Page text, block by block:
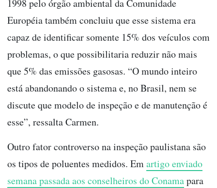
1998 pelo órgão ambiental da Comunidade
Européia também concluiu que esse sistema era
capaz de identificar somente 15% dos veículos com
problemas, o que possibilitaria reduzir não mais
que 5% das emissões gasosas. “O mundo inteiro
está abandonando o sistema e, no Brasil, nem se
discute que modelo de inspeção e de manutenção é
esse”, ressalta Carmen.
Outro fator controverso na inspeção paulistana são
os tipos de poluentes medidos. Emartigo enviado
semana passada aos conselheiros do Conamapara